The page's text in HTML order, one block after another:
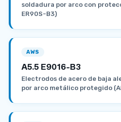
soldadura por arco con
ER90S-B3)
AWS
A5.5 E9016-B3
Electrodos de acero de baja
por arco metálico protegido